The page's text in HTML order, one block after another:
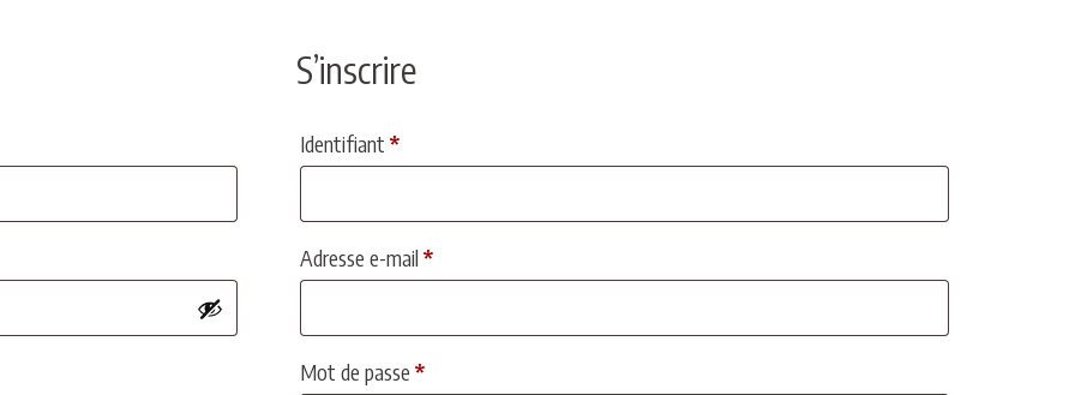
S’inscrire
Identifiant *Obligatoire
Adresse e-mail *Obligatoire
Mot de passe *Obligatoire